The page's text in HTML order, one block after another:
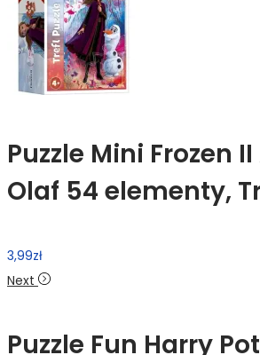
Puzzle Mini Frozen
Olaf 54 elementy,
3,99zł
Next
Puzzle Fun Harry